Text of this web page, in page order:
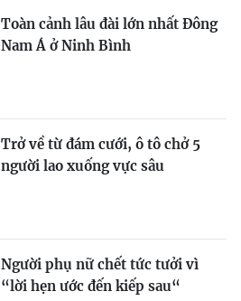
Toàn cảnh lâu đài lớn nhất Đông
Nam Á ở Ninh Bình
Trở về từ đám cưới, ô tô chở 5
người lao xuống vực sâu
Người phụ nữ chết tức tưởi vì
“lời hẹn ước đến kiếp sau“